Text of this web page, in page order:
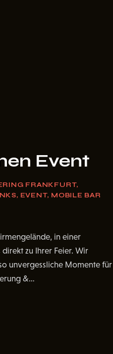
Event
FRANKFURT,
, EVENT, MOBILE BAR
in einer
zu Ihrer Feier. Wir
unvergessliche Momente für
&…